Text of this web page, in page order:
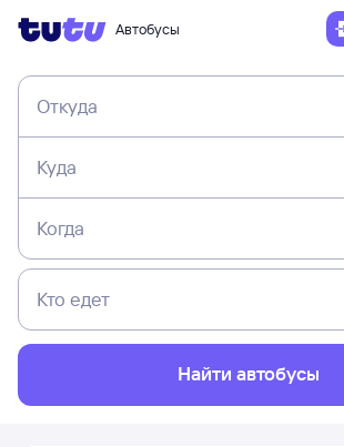
Автобусы
Откуда
Куда
Когда
Кто едет
Найти автобусы